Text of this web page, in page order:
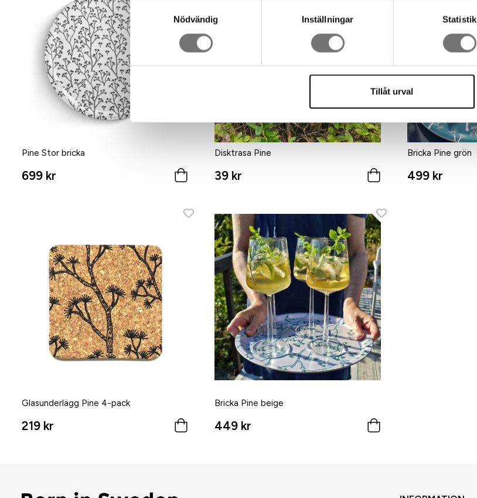
Samtyckesval
Nödvändig
Inställningar Statistik
Tillåt urval
Pine Stor bricka
699 kr
Disktrasa Pine
39 kr
Bricka Pine grön
499 kr
Glasunderlägg Pine 4-pack
219 kr
Bricka Pine beige
449 kr